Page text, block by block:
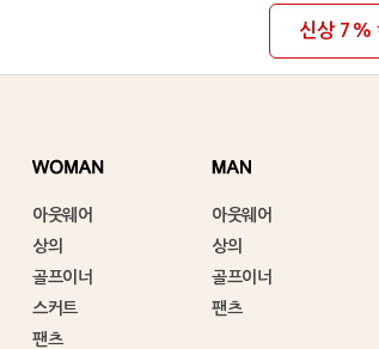
신상 7%
아웃웨어
상의
골프이너
스커트
팬츠
아웃웨어
상의
골프이너
팬츠